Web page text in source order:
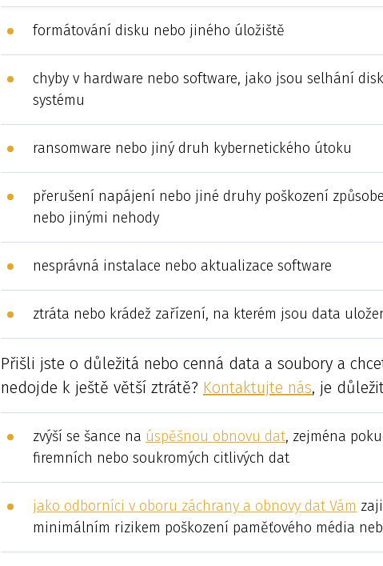
formátování disku nebo jiného úložiště
chyby v hardware nebo software, jako jsou selhání
systému
ransomware nebo jiný druh kybernetického útoku
přerušení napájení nebo jiné druhy poškození
nebo jinými nehody
nesprávná instalace nebo aktualizace software
ztráta nebo krádež zařízení, na kterém jsou data
Přišli jste o důležitá nebo cenná data a soubory a
nedojde k ještě větší ztrátě? Kontaktujte nás, je
zvýší se šance na úspěšnou obnovu dat, zejména
firemních nebo soukromých citlivých dat
jako odborníci v oboru záchrany a obnovy dat Vám
minimálním rizikem poškození paměťového média